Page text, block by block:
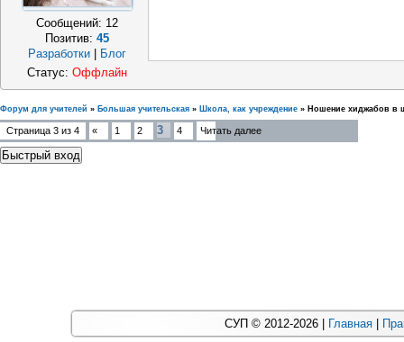
Сообщений: 12
Позитив: 45
Разработки
Блог
Статус: Оффлайн
Форум для учителей » Большая учительская » Школа, как учреждение » Ношение хиджабов в
Страница 3 из 4 « 1 2 3 4 Читать далее
СУП © 2012-2026 | Главная